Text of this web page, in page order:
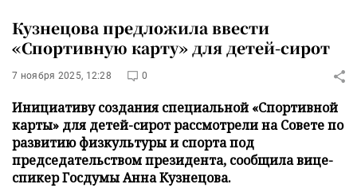
Кузнецова предложила ввести
«Спортивную карту» для детей-сирот
7 ноября 2025, 12:28 0
Инициативу создания специальной «Спортивной
карты» для детей-сирот рассмотрели на Совете по
развитию физкультуры и спорта под
председательством президента, сообщила вице-
спикер Госдумы Анна Кузнецова.